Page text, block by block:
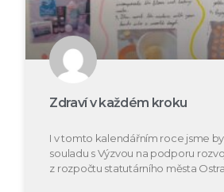
Zdraví v každém kroku
I v tomto kalendářním roce jsme
souladu s Výzvou na podporu
z rozpočtu statutárního města